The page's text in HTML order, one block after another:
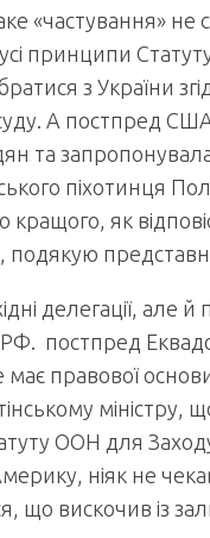
«частування»
принципи
з України
А постпред
та
піхотинця
кращого, як
делегації, але
РФ. постпред
правової
ООН для
ніяк не
що вискочив із